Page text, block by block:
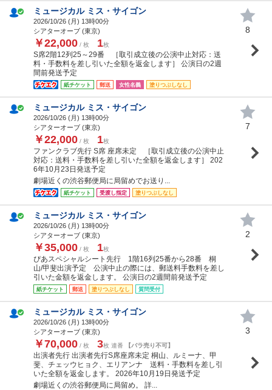
ミュージカル ミス・サイゴン
2026/10/26 (月) 13時00分
シアターオーブ (東京)
￥22,000 / 枚 1枚
S席2階12列25～29番 ［取引成立後の公演中止対応：送
料・手数料を差し引いた全額を返金します］ 公演日の2週
間前発送予定
紙チケット 郵送 女性名義 塗りつぶしなし
8
ミュージカル ミス・サイゴン
2026/10/26 (月) 13時00分
シアターオーブ (東京)
￥22,000 / 枚 1枚
ファンクラブ先行 S席 座席未定 ［取引成立後の公演中止
対応：送料・手数料を差し引いた全額を返金します］ 202
6年10月23日発送予定
劇場近くの渋谷郵便局に局留めでお送り...
紙チケット 受渡し指定 塗りつぶしなし
7
ミュージカル ミス・サイゴン
2026/10/26 (月) 13時00分
シアターオーブ (東京)
￥35,000 / 枚 1枚
ぴあスペシャルシート先行 1階16列25番から28番 桐
山/甲斐出演予定 公演中止の際には、郵送料手数料を差し
引いた金額を返金します。 公演日の2週間前発送予定
紙チケット 郵送 塗りつぶしなし 質問受付
2
ミュージカル ミス・サイゴン
2026/10/26 (月) 13時00分
シアターオーブ (東京)
￥70,000 / 枚 3枚 連番 【バラ売り不可】
出演者先行 出演者先行S席座席未定 桐山、ルミーナ、甲
斐、チェッウヒョク、エリアンナ 送料・手数料を差し引
いた全額を返金します。 2026年10月19日発送予定
劇場近くの渋谷郵便局に局留め。 詳...
3